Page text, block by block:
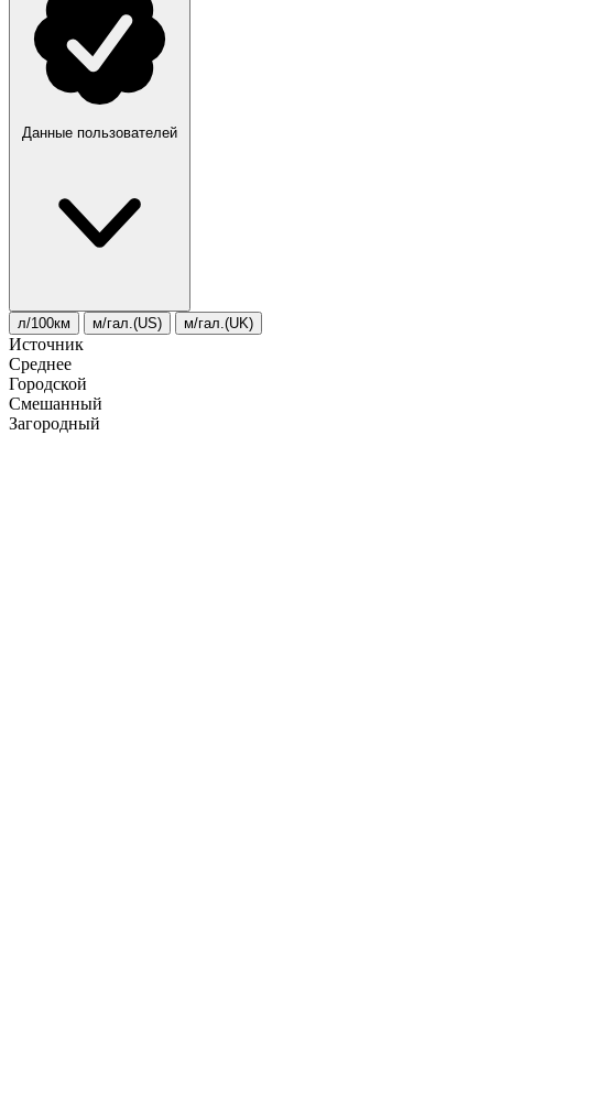
Данные пользователей
л/100км м/гал.(US) м/гал.(UK)
Источник
Среднее
Городской
Смешанный
Загородный